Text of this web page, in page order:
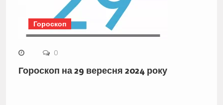
Гороскоп
0
Гороскоп на 29 вересня 2024 року